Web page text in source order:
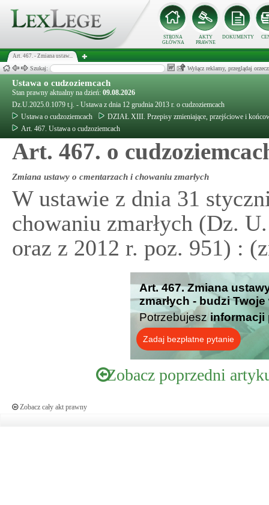
STRONA
GŁÓWNA
AKTY
PRAWNE
DOKUMENTY
Art. 467. - Zmiana ustaw...
Szukaj: Wyłącz reklamy, przeglądaj
Ustawa o cudzoziemcach
Stan prawny aktualny na dzień: 09.08.2026
Dz.U.2025.0.1079 t.j. - Ustawa z dnia 12 grudnia 2013 r. o cudzoziemcach
Ustawa o cudzoziemcach
DZIAŁ XIII. Przepisy zmieniające, przejściowe i
Art. 467. Ustawa o cudzoziemcach
Art. 467. o
Zmiana ustawy o cmentarzach i chowaniu zmarłych
W ustawie z dnia 31
chowaniu zmarłych (Dz.
oraz z 2012 r. poz. 951) :
Art. 467. Zmiana
zmarłych - budzi
Potrzebujesz informacji
Zadaj bezpłatne pytanie
Zobacz poprzedni
Zobacz cały akt prawny